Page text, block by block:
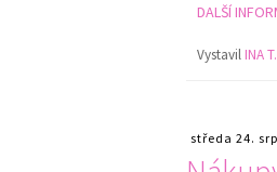
DALŠÍ
VystavilINA T.
středa 24.